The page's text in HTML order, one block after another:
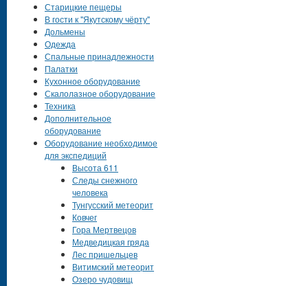
Старицкие пещеры
В гости к "Якутскому чёрту"
Дольмены
Одежда
Спальные принадлежности
Палатки
Кухонное оборудование
Скалолазное оборудование
Техника
Дополнительное
оборудование
Оборудование необходимое
для экспедиций
Высота 611
Следы снежного
человека
Тунгусский метеорит
Ковчег
Гора Мертвецов
Медведицкая гряда
Лес пришельцев
Витимский метеорит
Озеро чудовищ